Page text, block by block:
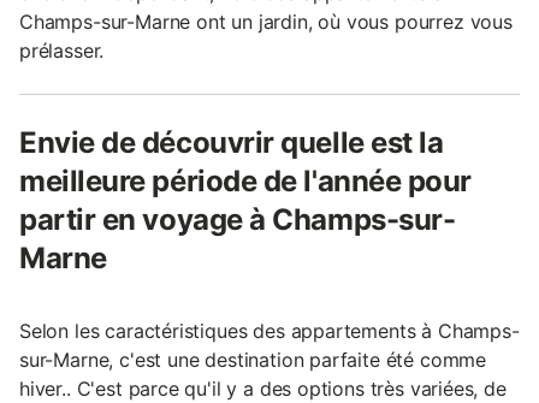
Champs-sur-Marne ont un jardin, où vous pourrez vous
prélasser.
Envie de découvrir quelle est la
meilleure période de l'année pour
partir en voyage à Champs-sur-
Marne
Selon les caractéristiques des appartements à Champs-
sur-Marne, c'est une destination parfaite été comme
hiver.. C'est parce qu'il y a des options très variées, de